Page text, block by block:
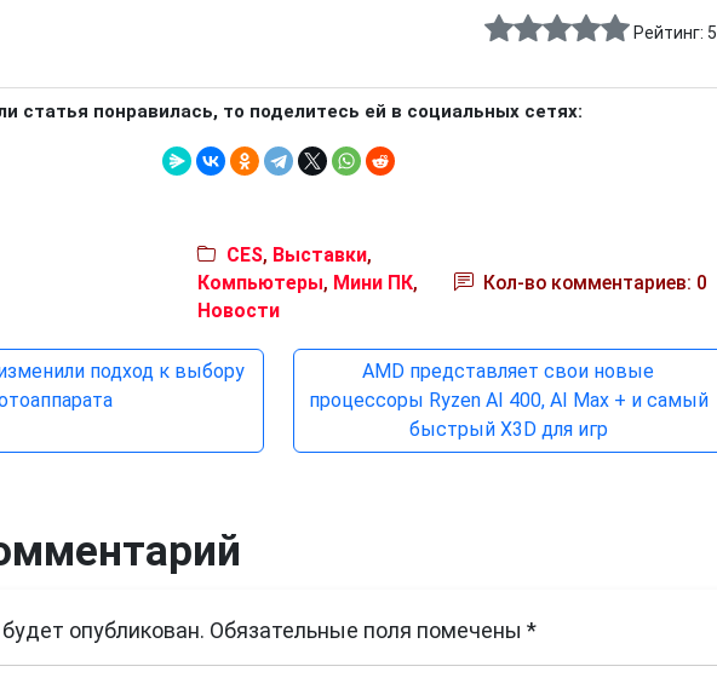
Рейтинг: 5
статья понравилась, то поделитесь ей в социальных сетях:
CES, Выставки,
Компьютеры, Мини ПК,
Новости
Кол-во комментариев: 0
подход к выбору
AMD представляет свои новые
процессоры Ryzen AI 400, AI Max + и самый
быстрый X3D для игр
опубликован. Обязательные поля помечены *